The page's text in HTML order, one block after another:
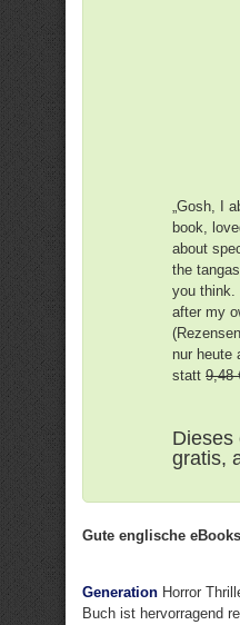
„Gosh, I
book,
about
the
you think.
after my
nur heute
statt 9,48
Dieses
gratis,
Gute englische
Generation Horror
Buch ist hervorragend